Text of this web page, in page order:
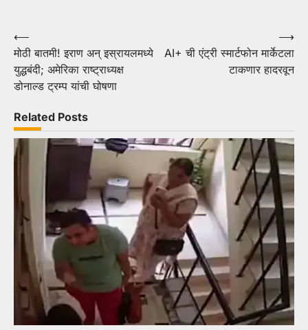
Post
navigation
⟵
मोठी बातमी! इराण अन् इस्रायलमध्ये
युद्धबंदी; अमेरिका राष्ट्राध्यक्ष
डोनाल्ड ट्रम्प यांची घोषणा
AI+ ची एंट्री स्मार्टफोन मार्केटला
टाकणार हादरवून
⟶
Related Posts